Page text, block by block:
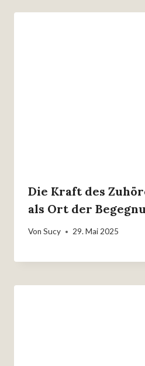
Die Kraft des
als Ort der
Von Sucy 29. Mai 2025